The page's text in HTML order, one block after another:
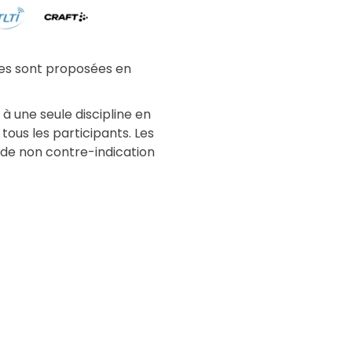
sont proposées en
une seule discipline en
les participants. Les
non contre-indication